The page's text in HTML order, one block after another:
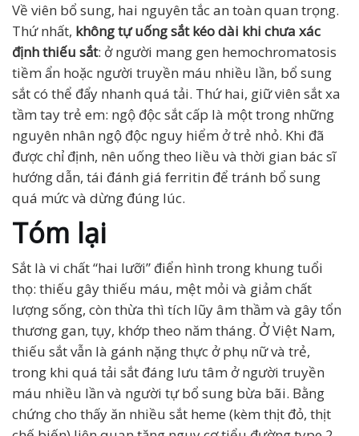
Về viên bổ sung, hai nguyên tắc an toàn quan trọng.
Thứ nhất, không tự uống sắt kéo dài khi chưa xác
định thiếu sắt: ở người mang gen hemochromatosis
tiềm ẩn hoặc người truyền máu nhiều lần, bổ sung
sắt có thể đẩy nhanh quá tải. Thứ hai, giữ viên sắt xa
tầm tay trẻ em: ngộ độc sắt cấp là một trong những
nguyên nhân ngộ độc nguy hiểm ở trẻ nhỏ. Khi đã
được chỉ định, nên uống theo liều và thời gian bác sĩ
hướng dẫn, tái đánh giá ferritin để tránh bổ sung
quá mức và dừng đúng lúc.
Tóm lại
Sắt là vi chất “hai lưỡi” điển hình trong khung tuổi
thọ: thiếu gây thiếu máu, mệt mỏi và giảm chất
lượng sống, còn thừa thì tích lũy âm thầm và gây tổn
thương gan, tụy, khớp theo năm tháng. Ở Việt Nam,
thiếu sắt vẫn là gánh nặng thực ở phụ nữ và trẻ,
trong khi quá tải sắt đáng lưu tâm ở người truyền
máu nhiều lần và người tự bổ sung bừa bãi. Bằng
chứng cho thấy ăn nhiều sắt heme (kèm thịt đỏ, thịt